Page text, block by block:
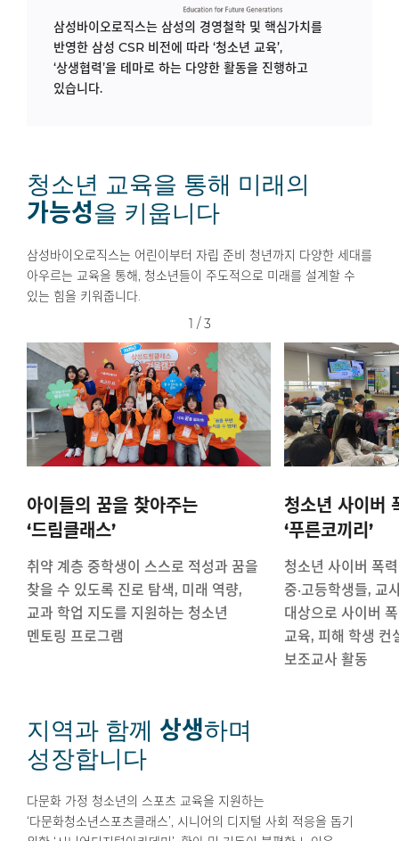
삼성바이오로직스는 삼성의 경영철학 및 핵심가치를
반영한 삼성 CSR 비전에 따라 ‘청소년 교육’,
‘상생협력’을 테마로 하는 다양한 활동을 진행하고
있습니다.
청소년 교육을 통해 미래의
가능성을 키웁니다
삼성바이오로직스는 어린이부터 자립 준비 청년까지 다양한 세대를
아우르는 교육을 통해, 청소년들이 주도적으로 미래를 설계할 수
있는 힘을 키워줍니다.
1 / 3
아이들의 꿈을 찾아주는
‘드림클래스’
취약 계층 중학생이 스스로 적성과 꿈을
찾을 수 있도록 진로 탐색, 미래 역량,
교과 학업 지도를 지원하는 청소년
멘토링 프로그램
청소년 사이버
‘푸른코끼리’
청소년 사이버 폭
중·고등학생들, 교
대상으로 사이버
교육, 피해 학생 컨
보조교사 활동
지역과 함께 상생하며
성장합니다
다문화 가정 청소년의 스포츠 교육을 지원하는
‘다문화청소년스포츠클래스’, 시니어의 디지털 사회 적응을 돕기